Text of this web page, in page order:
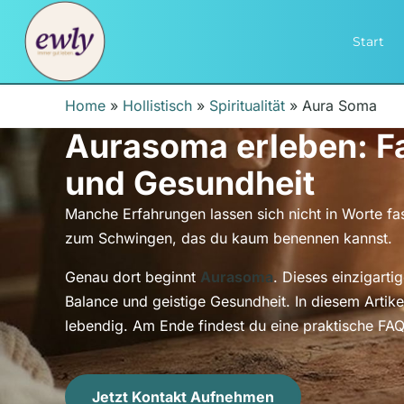
Start
Home » Hollistisch » Spiritualität » Aura Soma
Aurasoma erleben:
und Gesundheit
Manche Erfahrungen lassen sich nicht in Worte
zum Schwingen, das du kaum benennen kannst.
Genau dort beginnt Aurasoma. Dieses
Balance und geistige Gesundheit. In diesem
lebendig. Am Ende findest du eine praktische
Jetzt Kontakt Aufnehmen